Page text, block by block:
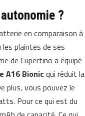
?
en comparaison à
plaintes de ses
de Cupertino a équipé
A16 Bionic qui réduit la
plus, vous pouvez le
Pour ce qui est du